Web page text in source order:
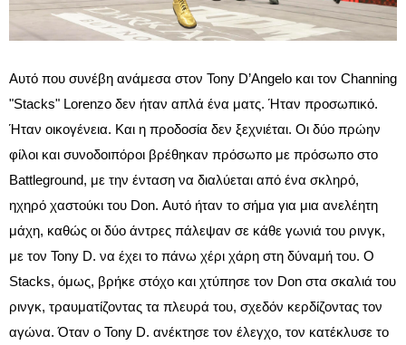
Αυτό που συνέβη ανάμεσα στον Tony D’Angelo και τον Channing
"Stacks" Lorenzo δεν ήταν απλά ένα ματς. Ήταν προσωπικό.
Ήταν οικογένεια. Και η προδοσία δεν ξεχνιέται. Οι δύο πρώην
φίλοι και συνοδοιπόροι βρέθηκαν πρόσωπο με πρόσωπο στο
Battleground, με την ένταση να διαλύεται από ένα σκληρό,
ηχηρό χαστούκι του Don. Αυτό ήταν το σήμα για μια ανελέητη
μάχη, καθώς οι δύο άντρες πάλεψαν σε κάθε γωνιά του ρινγκ,
με τον Tony D. να έχει το πάνω χέρι χάρη στη δύναμή του. Ο
Stacks, όμως, βρήκε στόχο και χτύπησε τον Don στα σκαλιά του
ρινγκ, τραυματίζοντας τα πλευρά του, σχεδόν κερδίζοντας τον
αγώνα. Όταν ο Tony D. ανέκτησε τον έλεγχο, τον κατέκλυσε το